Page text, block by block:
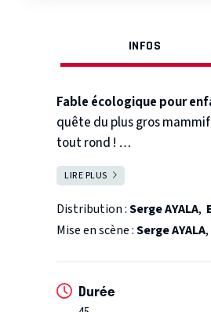
INFOS
Fable écologique pour
quête du plus gros
tout rond !
Leur aventure se poursuit,
découvrent un univers
poissons lumineux et des
sirène, prisonnière d’un
LIRE PLUS
Distribution :Serge AYALA,
Mise en scène :Serge AYALA,
Durée